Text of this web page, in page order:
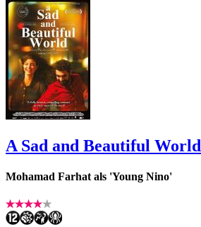
A Sad and Beautiful World
Mohamad Farhat als 'Young Nino'